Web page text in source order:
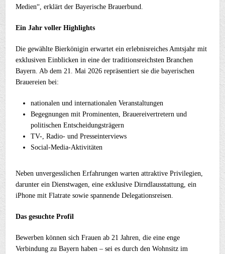
Medien“, erklärt der Bayerische Brauerbund.
Ein Jahr voller Highlights
Die gewählte Bierkönigin erwartet ein erlebnisreiches Amtsjahr mit
exklusiven Einblicken in eine der traditionsreichsten Branchen
Bayern. Ab dem 21. Mai 2026 repräsentiert sie die bayerischen
Brauereien bei:
nationalen und internationalen Veranstaltungen
Begegnungen mit Prominenten, Brauereivertretern und
politischen Entscheidungsträgern
TV-, Radio- und Presseinterviews
Social-Media-Aktivitäten
Neben unvergesslichen Erfahrungen warten attraktive Privilegien,
darunter ein Dienstwagen, eine exklusive Dirndlausstattung, ein
iPhone mit Flatrate sowie spannende Delegationsreisen.
Das gesuchte Profil
Bewerben können sich Frauen ab 21 Jahren, die eine enge
Verbindung zu Bayern haben – sei es durch den Wohnsitz im